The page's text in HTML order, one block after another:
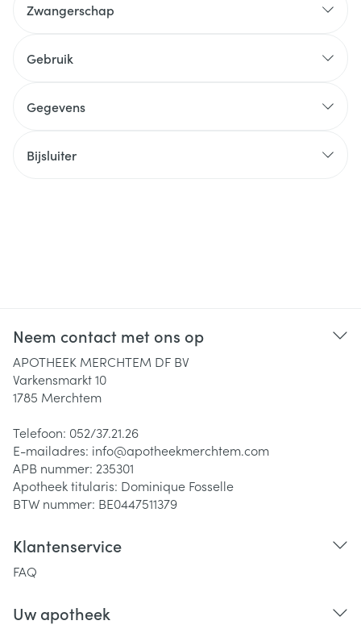
Zwangerschap
Gebruik
Gegevens
Bijsluiter
Neem contact met ons op
APOTHEEK MERCHTEM DF BV
Varkensmarkt 10
1785 Merchtem
Telefoon: 052/37.21.26
E-mailadres: info@apotheekmerchtem.com
APB nummer: 235301
Apotheek titularis: Dominique Fosselle
BTW nummer: BE0447511379
Klantenservice
FAQ
Uw apotheek